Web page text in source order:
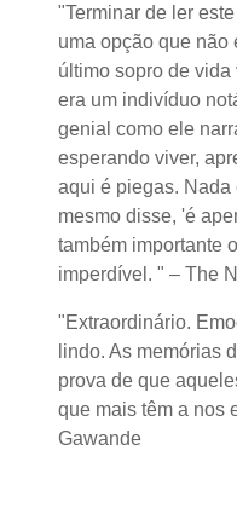
"Terminar de ler
uma opção que não
último sopro de
era um indivíduo
genial como ele
esperando viver,
aqui é piegas.
mesmo disse, 'é
também importante
imperdível. " – The
"Extraordinário.
lindo. As memórias
prova de que
que mais têm a nos
Gawande